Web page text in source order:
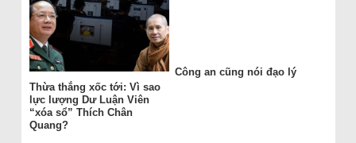
Thừa thắng xốc tới: Vì sao
lực lượng Dư Luận Viên
“xóa sổ” Thích Chân
Quang?
Công an cũng nói đạo lý